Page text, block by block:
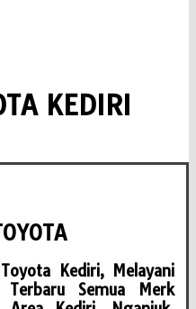
KEDIRI
Kediri, Melayani
Terbaru Semua Merk